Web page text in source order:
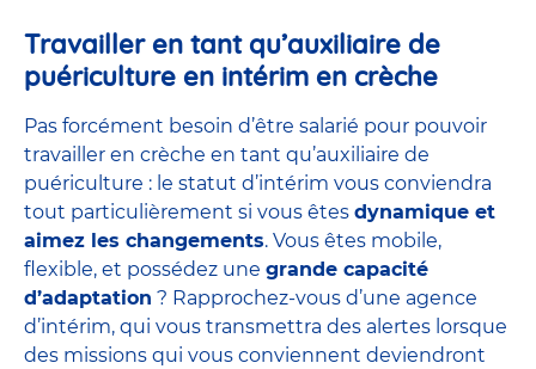
Travailler en tant qu’auxiliaire de
puériculture en intérim en crèche
Pas forcément besoin d’être salarié pour pouvoir
travailler en crèche en tant qu’auxiliaire de
puériculture : le statut d’intérim vous conviendra
tout particulièrement si vous êtes dynamique et
aimez les changements. Vous êtes mobile,
flexible, et possédez une grande capacité
d’adaptation ? Rapprochez-vous d’une agence
d’intérim, qui vous transmettra des alertes lorsque
des missions qui vous conviennent deviendront